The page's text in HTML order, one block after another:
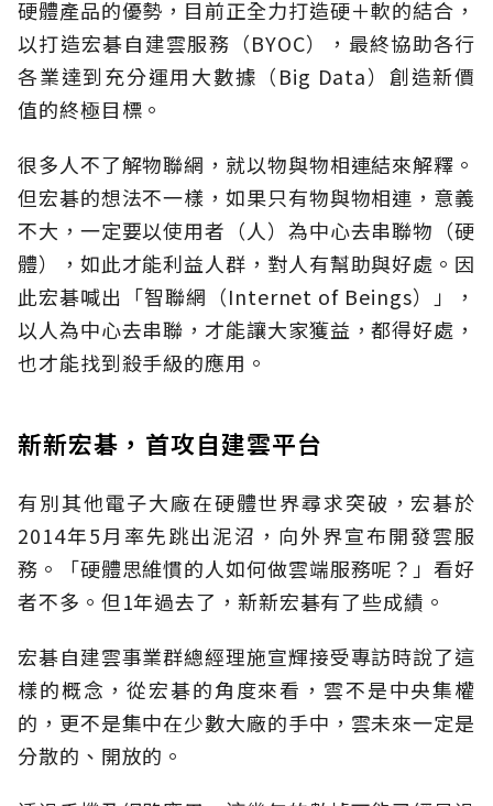
硬體產品的優勢，目前正全力打造硬＋軟的結合，
以打造宏碁自建雲服務（BYOC），最終協助各行
各業達到充分運用大數據（Big Data）創造新價
值的終極目標。
很多人不了解物聯網，就以物與物相連結來解釋。
但宏碁的想法不一樣，如果只有物與物相連，意義
不大，一定要以使用者（人）為中心去串聯物（硬
體），如此才能利益人群，對人有幫助與好處。因
此宏碁喊出「智聯網（Internet of Beings）」，
以人為中心去串聯，才能讓大家獲益，都得好處，
也才能找到殺手級的應用。
新新宏碁，首攻自建雲平台
有別其他電子大廠在硬體世界尋求突破，宏碁於
2014年5月率先跳出泥沼，向外界宣布開發雲服
務。「硬體思維慣的人如何做雲端服務呢？」看好
者不多。但1年過去了，新新宏碁有了些成績。
宏碁自建雲事業群總經理施宣輝接受專訪時說了這
樣的概念，從宏碁的角度來看，雲不是中央集權
的，更不是集中在少數大廠的手中，雲未來一定是
分散的、開放的。